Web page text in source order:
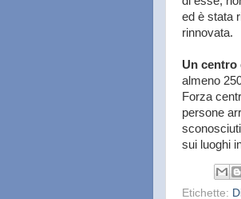
ed è stata
rinnovata.
Un centro
almeno
Forza
persone
sui luoghi
Etichette: